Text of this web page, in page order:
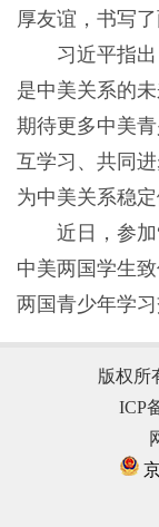
厚友谊，书写
习近平指出
是中美关系的
期待更多中美
互学习、共同
为中美关系稳
近日，参加“
中美两国学生
两国青少年学习
版权所
ICP